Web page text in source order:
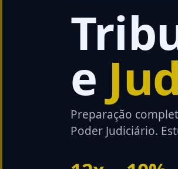
e
Preparação
Poder Judiciário.